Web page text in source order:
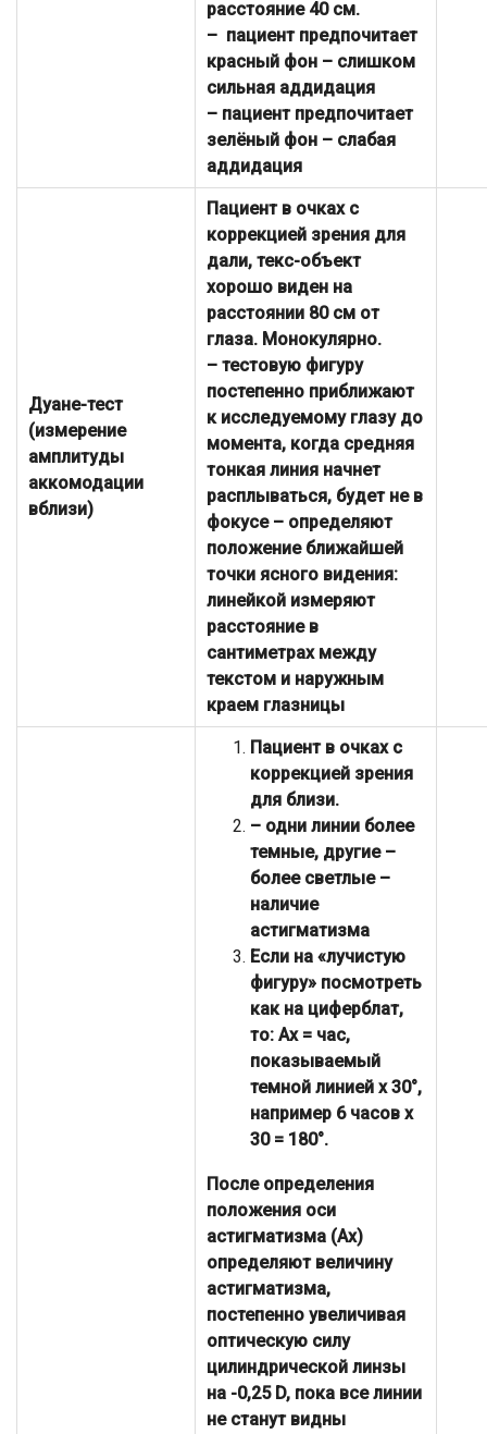
расстояние 40 см.
– пациент предпочитает
красный фон – слишком
сильная аддидация
– пациент предпочитает
зелёный фон – слабая
аддидация
Дуане-тест
(измерение
амплитуды
аккомодации
вблизи)
Пациент в очках с
коррекцией зрения для
дали, текс-объект
хорошо виден на
расстоянии 80 см от
глаза. Монокулярно.
– тестовую фигуру
постепенно приближают
к исследуемому глазу до
момента, когда средняя
тонкая линия начнет
расплываться, будет не в
фокусе – определяют
положение ближайшей
точки ясного видения:
линейкой измеряют
расстояние в
сантиметрах между
текстом и наружным
краем глазницы
Пациент в очках с
коррекцией зрения
для близи.
– одни линии более
темные, другие –
более светлые –
наличие
астигматизма
Если на «лучистую
фигуру» посмотреть
как на циферблат,
то: Ax = час,
показываемый
темной линией х 30°,
например 6 часов х
30 = 180°.
После определения
положения оси
астигматизма (Ах)
определяют величину
астигматизма,
постепенно увеличивая
оптическую силу
цилиндрической линзы
на -0,25 D, пока все линии
не станут видны